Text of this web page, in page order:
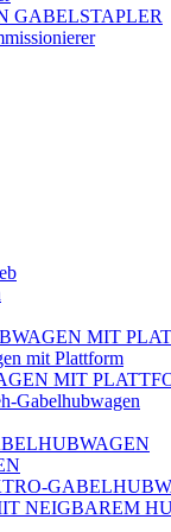
GABELSTAPLER
MIT
mit Plattform
MIT
Gabelhubwagen
NEIGBAREM